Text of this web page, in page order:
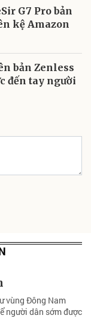
G7 Pro bản
kệ Amazon
bản Zenless
đến tay người
vùng Đông Nam
người dân sớm được